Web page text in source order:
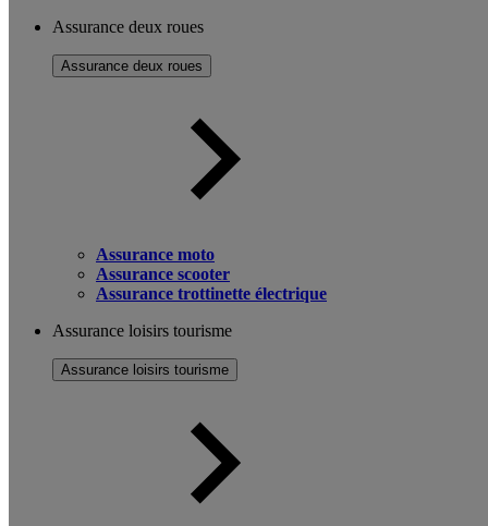
Assurance deux roues
Assurance deux roues
Assurance moto
Assurance scooter
Assurance trottinette électrique
Assurance loisirs tourisme
Assurance loisirs tourisme